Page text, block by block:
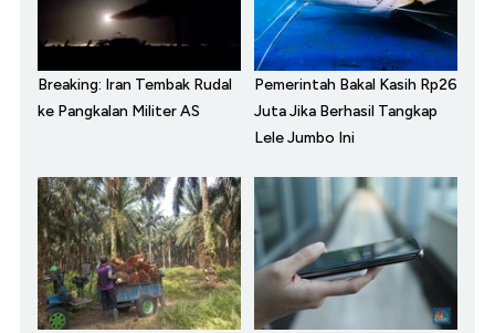
Breaking: Iran Tembak Rudal
ke Pangkalan Militer AS
Pemerintah Bakal Kasih Rp26
Juta Jika Berhasil Tangkap
Lele Jumbo Ini